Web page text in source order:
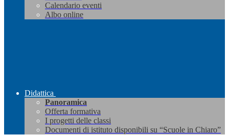
Calendario eventi
Albo online
Didattica
Panoramica
Offerta formativa
I progetti delle classi
Documenti di istituto disponibili su “Scuole in Chiaro”